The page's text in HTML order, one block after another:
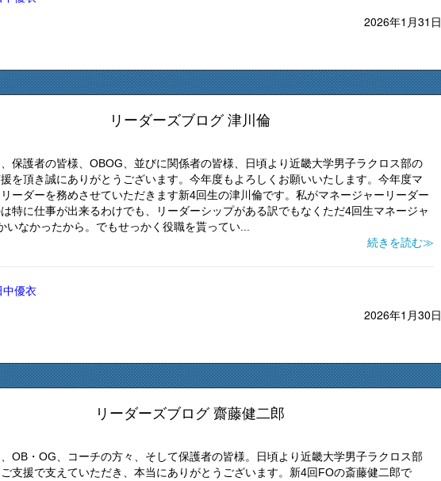
2026年1月31日
リーダーズブログ 津川倫
保護者の皆様、OBOG、並びに関係者の皆様、日頃より近畿大学男子ラクロス部の
を頂き誠にありがとうございます。今年度もよろしくお願いいたします。今年度マ
ーダーを務めさせていただきます新4回生の津川倫です。私がマネージャーリーダー
特に仕事が出来るわけでも、リーダーシップがある訳でもなくただ4回生マネージャ
いなかったから。でもせっかく役職を貰ってい...
続きを読む≫
中優衣
2026年1月30日
リーダーズブログ 齋藤健二郎
OB・OG、コーチの方々、そして保護者の皆様。日頃より近畿大学男子ラクロス部
支援で支えていただき、本当にありがとうございます。新4回FOの斎藤健二郎で